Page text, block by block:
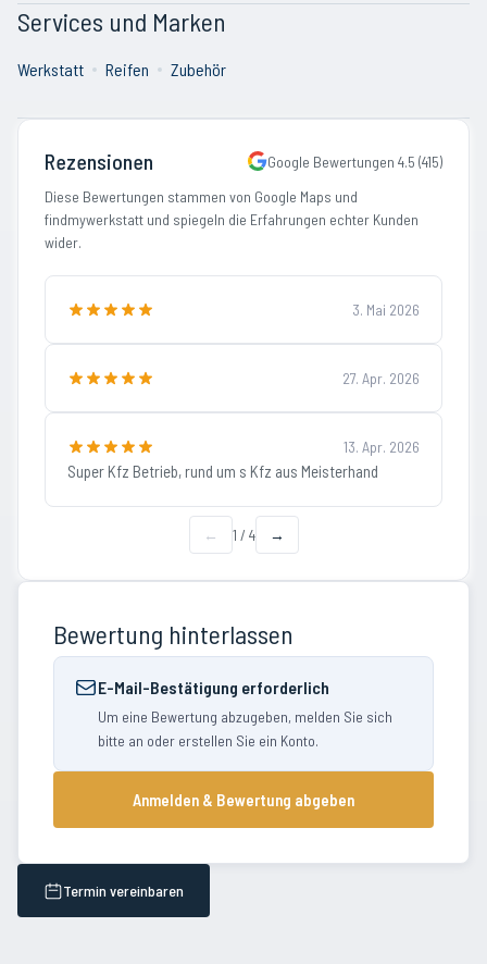
Services und Marken
Werkstatt Reifen Zubehör
Rezensionen Google Bewertungen 4.5 (415)
Diese Bewertungen stammen von Google Maps und
findmywerkstatt und spiegeln die Erfahrungen echter Kunden
wider.
3. Mai 2026
27. Apr. 2026
13. Apr. 2026
Super Kfz Betrieb, rund um s Kfz aus Meisterhand
← 1 / 4 →
Bewertung hinterlassen
E-Mail-Bestätigung erforderlich
Um eine Bewertung abzugeben, melden Sie sich
bitte an oder erstellen Sie ein Konto.
Anmelden & Bewertung abgeben
Termin vereinbaren